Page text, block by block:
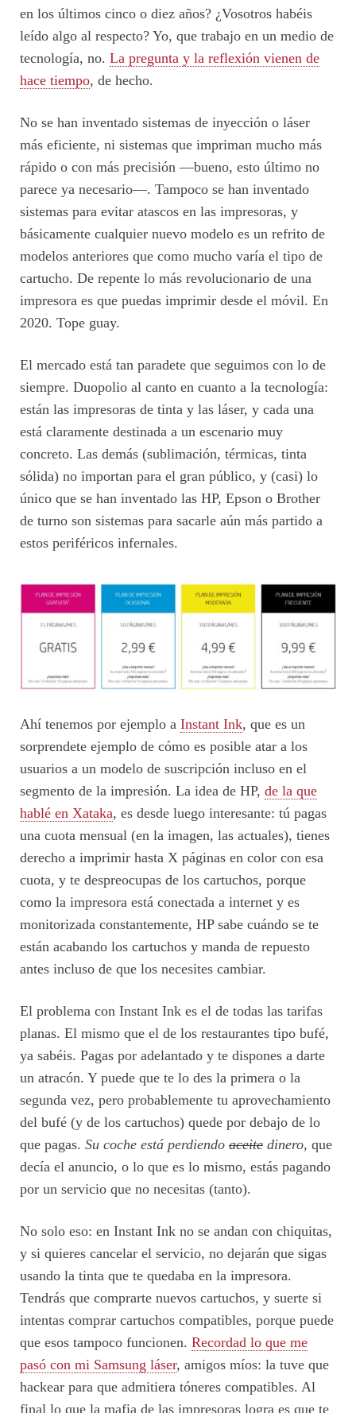
en los últimos cinco o diez años? ¿Vosotros habéis
leído algo al respecto? Yo, que trabajo en un medio de
tecnología, no. La pregunta y la reflexión vienen de
hace tiempo, de hecho.
No se han inventado sistemas de inyección o láser
más eficiente, ni sistemas que impriman mucho más
rápido o con más precisión —bueno, esto último no
parece ya necesario—. Tampoco se han inventado
sistemas para evitar atascos en las impresoras, y
básicamente cualquier nuevo modelo es un refrito de
modelos anteriores que como mucho varía el tipo de
cartucho. De repente lo más revolucionario de una
impresora es que puedas imprimir desde el móvil. En
2020. Tope guay.
El mercado está tan paradete que seguimos con lo de
siempre. Duopolio al canto en cuanto a la tecnología:
están las impresoras de tinta y las láser, y cada una
está claramente destinada a un escenario muy
concreto. Las demás (sublimación, térmicas, tinta
sólida) no importan para el gran público, y (casi) lo
único que se han inventado las HP, Epson o Brother
de turno son sistemas para sacarle aún más partido a
estos periféricos infernales.
Ahí tenemos por ejemplo a Instant Ink, que es un
sorprendete ejemplo de cómo es posible atar a los
usuarios a un modelo de suscripción incluso en el
segmento de la impresión. La idea de HP, de la que
hablé en Xataka, es desde luego interesante: tú pagas
una cuota mensual (en la imagen, las actuales), tienes
derecho a imprimir hasta X páginas en color con esa
cuota, y te despreocupas de los cartuchos, porque
como la impresora está conectada a internet y es
monitorizada constantemente, HP sabe cuándo se te
están acabando los cartuchos y manda de repuesto
antes incluso de que los necesites cambiar.
El problema con Instant Ink es el de todas las tarifas
planas. El mismo que el de los restaurantes tipo bufé,
ya sabéis. Pagas por adelantado y te dispones a darte
un atracón. Y puede que te lo des la primera o la
segunda vez, pero probablemente tu aprovechamiento
del bufé (y de los cartuchos) quede por debajo de lo
que pagas. Su coche está perdiendo aceite dinero, que
decía el anuncio, o lo que es lo mismo, estás pagando
por un servicio que no necesitas (tanto).
No solo eso: en Instant Ink no se andan con chiquitas,
y si quieres cancelar el servicio, no dejarán que sigas
usando la tinta que te quedaba en la impresora.
Tendrás que comprarte nuevos cartuchos, y suerte si
intentas comprar cartuchos compatibles, porque puede
que esos tampoco funcionen. Recordad lo que me
pasó con mi Samsung láser, amigos míos: la tuve que
hackear para que admitiera tóneres compatibles. Al
final lo que la mafia de las impresoras logra es que te